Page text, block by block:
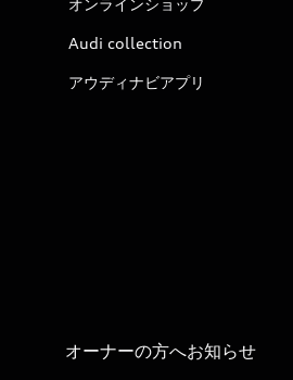
Audi collection
アウディナビアプリ
オーナーの方へお知らせ